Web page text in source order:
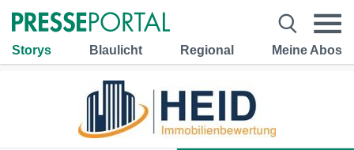
Storys Blaulicht Regional Meine Abos